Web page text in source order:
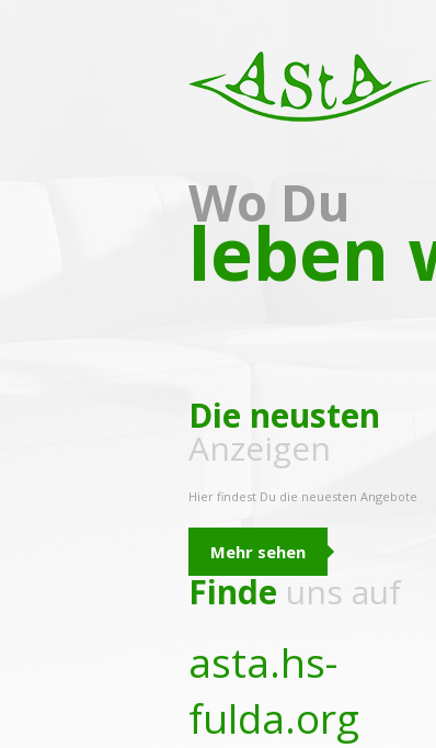
Wo Du
leben
Die neusten
Anzeigen
Hier findest Du die neuesten Angebote
Mehr sehen
Finde uns auf
asta.hs-
fulda.org